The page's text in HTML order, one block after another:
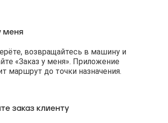
меня
возвращайтесь в машину и
«Заказ у меня». Приложение
маршрут до точки назначения.
заказ клиенту